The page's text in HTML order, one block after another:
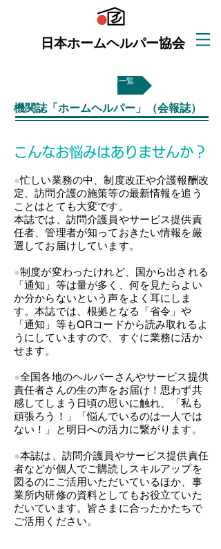
日本ホームヘルパー協会
事業内容一覧
機関誌「ホームヘルパー」（会報誌）
こんなお悩みはありませんか？
●忙しい業務の中、制度改正や介護報酬改
定、訪問介護の施策等の最新情報を追う
ことはとても大変です。
本誌では、訪問介護員やサービス提供責
任者、管理者が知っておきたい情報を厳
選してお届けしています。
●制度が変わったけれど、国から出される
「通知」等は量が多く、何を見たらよい
か分からないという声をよく耳にしま
す。本誌では、根拠となる「省令」や
「通知」等もQRコードから読み取れるよ
うにしていますので、すぐに業務に活か
せます。
●全国各地のヘルパーさんやサービス提供
責任者さんの生の声をお届け！​ ​思わず共
感してしまう日頃の思いに触れ、「私も
頑張ろう！」「悩んでいるのは一人では
ない！」と明日への活力に繋がります。
●本誌は、訪問介護員やサービス提供責任
者などが個人でご購読しスキルアップを
図るのにご活用いただいているほか、事
業所内研修​の資料としてもお役立ていた
だいています。皆さまに合ったかたちで
ご活用ください。